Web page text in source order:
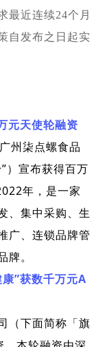
最近连续24个月
自发布之日起实
元天使轮融资
州柒点螺食品
”）宣布获得百万
年，是一家
、集中采购、生
广、连锁品牌管
牌。
康”获数千万元A
（下面简称「旗